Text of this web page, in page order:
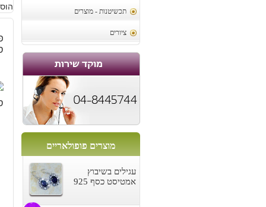
תכשיטנות - מוצרים
ציורים
מוצרים פופולאריים
עגילים בשיבוץ
אמטיסט כסף 925